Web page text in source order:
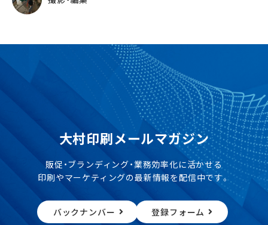
大村印刷メールマガジン
販促・ブランディング・業務効率化に活かせる
印刷やマーケティングの最新情報を配信中です。
バックナンバー 登録フォーム